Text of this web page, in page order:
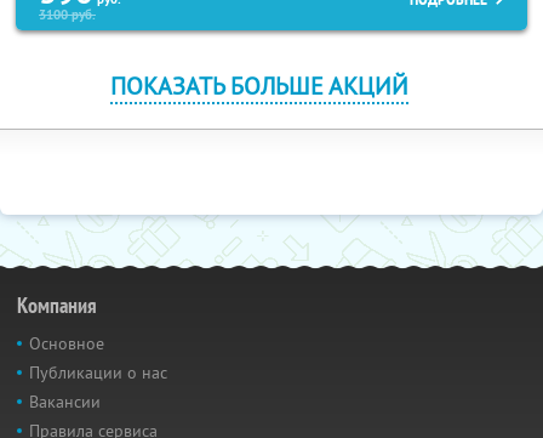
3100руб.
ПОКАЗАТЬ БОЛЬШЕ АКЦИЙ
Компания
Основное
Публикации о нас
Вакансии
Правила сервиса